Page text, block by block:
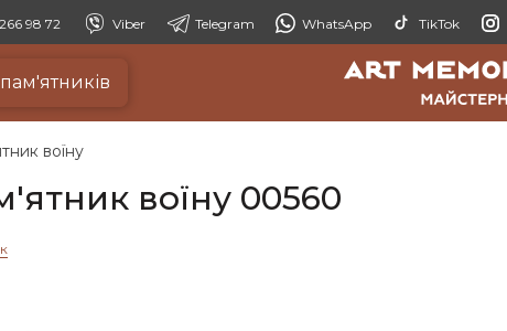
98 72 Viber Telegram WhatsApp TikTok
воїну
воїну 00560